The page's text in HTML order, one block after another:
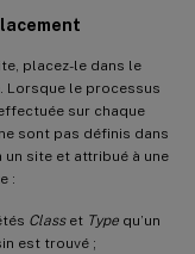
placez-le dans le
Lorsque le processus
sur chaque
sont pas définis dans
un site et attribué à une
:
Classet Type qu’un
est trouvé ;